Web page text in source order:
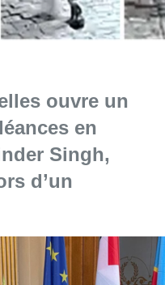
ouvre un
en
Singh,
d’un